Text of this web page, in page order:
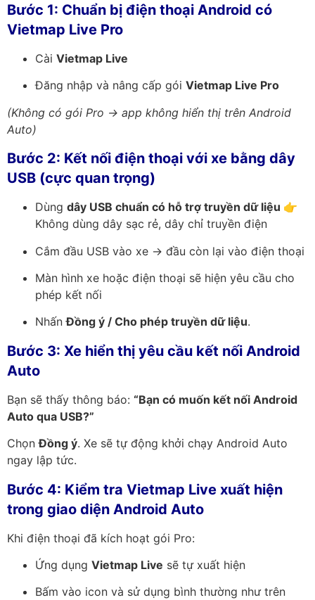
Bước 1: Chuẩn bị điện thoại Android có
Vietmap Live Pro
Cài Vietmap Live
Đăng nhập và nâng cấp gói Vietmap Live Pro
(Không có gói Pro → app không hiển thị trên Android
Auto)
Bước 2: Kết nối điện thoại với xe bằng dây
USB (cực quan trọng)
Dùng dây USB chuẩn có hỗ trợ truyền dữ liệu 👉
Không dùng dây sạc rẻ, dây chỉ truyền điện
Cắm đầu USB vào xe → đầu còn lại vào điện thoại
Màn hình xe hoặc điện thoại sẽ hiện yêu cầu cho
phép kết nối
NhấnĐồng ý / Cho phép truyền dữ liệu.
Bước 3: Xe hiển thị yêu cầu kết nối Android
Auto
Bạn sẽ thấy thông báo: “Bạn có muốn kết nối Android
Auto qua USB?”
ChọnĐồng ý. Xe sẽ tự động khởi chạy Android Auto
ngay lập tức.
Bước 4: Kiểm tra Vietmap Live xuất hiện
trong giao diện Android Auto
Khi điện thoại đã kích hoạt gói Pro:
Ứng dụng Vietmap Live sẽ tự xuất hiện
Bấm vào icon và sử dụng bình thường như trên